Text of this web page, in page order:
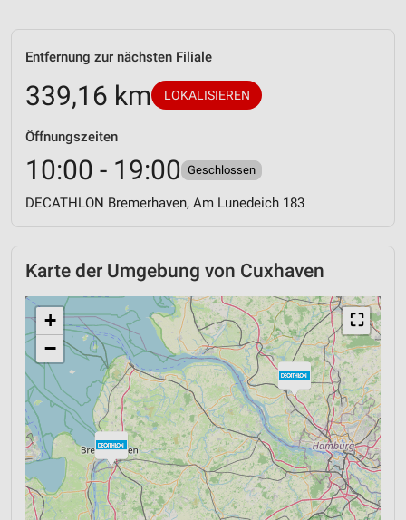
Entfernung zur nächsten Filiale
339,16 km LOKALISIEREN
Öffnungszeiten
10:00 - 19:00 Geschlossen
DECATHLON Bremerhaven, Am Lunedeich 183
Karte der Umgebung von Cuxhaven
⛶
+
−